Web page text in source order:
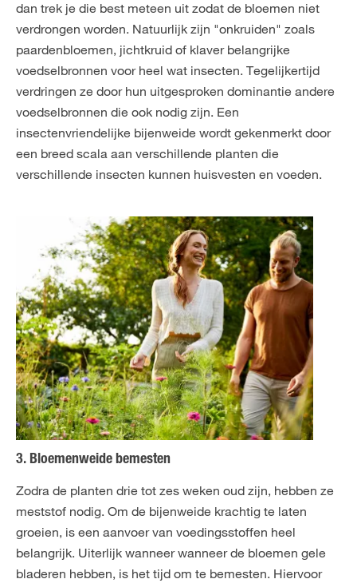
dan trek je die best meteen uit zodat de bloemen niet
verdrongen worden. Natuurlijk zijn "onkruiden" zoals
paardenbloemen, jichtkruid of klaver belangrijke
voedselbronnen voor heel wat insecten. Tegelijkertijd
verdringen ze door hun uitgesproken dominantie andere
voedselbronnen die ook nodig zijn. Een
insectenvriendelijke bijenweide wordt gekenmerkt door
een breed scala aan verschillende planten die
verschillende insecten kunnen huisvesten en voeden.
3. Bloemenweide bemesten
Zodra de planten drie tot zes weken oud zijn, hebben ze
meststof nodig. Om de bijenweide krachtig te laten
groeien, is een aanvoer van voedingsstoffen heel
belangrijk. Uiterlijk wanneer wanneer de bloemen gele
bladeren hebben, is het tijd om te bemesten. Hiervoor